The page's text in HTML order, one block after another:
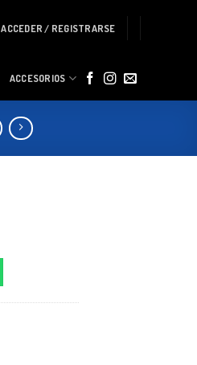
ACCEDER / REGISTRARSE
ACCESORIOS